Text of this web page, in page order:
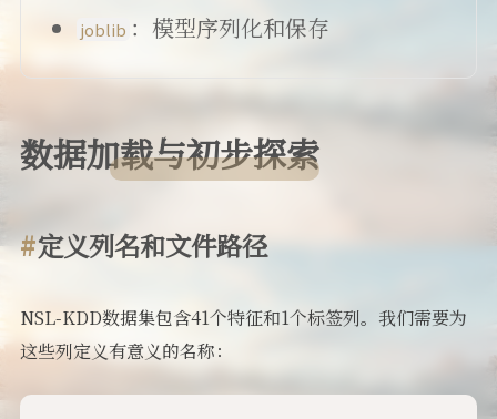
joblib ：模型序列化和保存
数据加载与初步探索
定义列名和文件路径
NSL-KDD数据集包含41个特征和1个标签列。我们需要为
这些列定义有意义的名称：